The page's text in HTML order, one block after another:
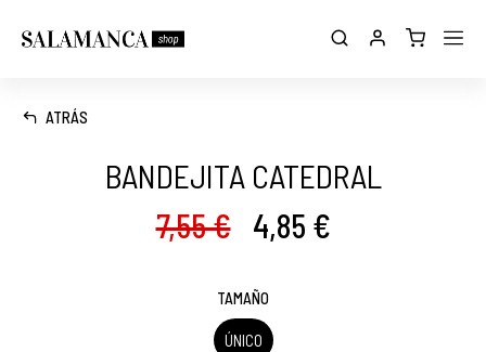
ATRÁS
BANDEJITA CATEDRAL
7,55 € 4,85 €
TAMAÑO
ÚNICO